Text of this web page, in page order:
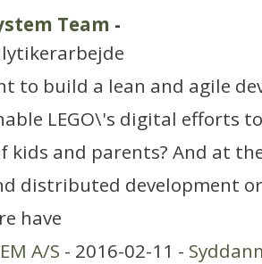
Team -
to build a lean and agile
LEGO\'s digital efforts
kids and parents? And at
distributed development
have
A/S - 2016-02-11 -